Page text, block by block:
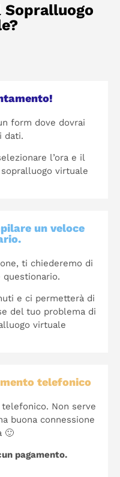
Sopralluogo
form dove dovrai
dati.
l’ora e il
virtuale
un veloce
ti chiederemo di
e ci permetterà di
del tuo problema di
virtuale
telefonico
Non serve
buona connessione
🙂
pagamento.